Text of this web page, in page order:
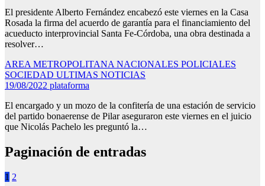
El presidente Alberto Fernández encabezó este viernes en la Casa
Rosada la firma del acuerdo de garantía para el financiamiento del
acueducto interprovincial Santa Fe-Córdoba, una obra destinada a
resolver…
AREA METROPOLITANA NACIONALES POLICIALES
SOCIEDAD ULTIMAS NOTICIAS
19/08/2022 plataforma
El encargado y un mozo de la confitería de una estación de servicio
del partido bonaerense de Pilar aseguraron este viernes en el juicio
que Nicolás Pachelo les preguntó la…
Paginación de entradas
1 2